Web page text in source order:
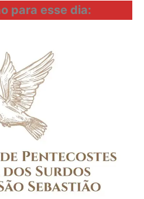
para esse dia: